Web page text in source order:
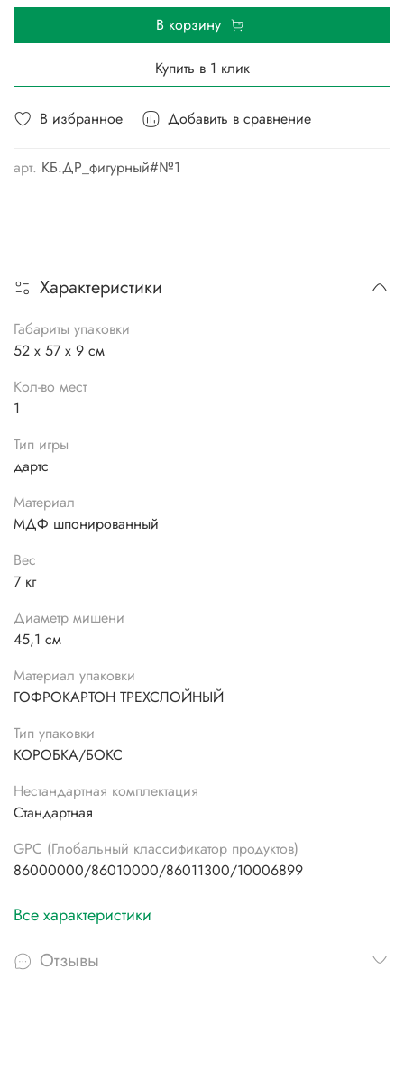
В избранное Добавить в сравнение
арт. КБ.ДР_фигурный#№1
В корзину
Купить в 1 клик
Характеристики
Габариты упаковки
52 x 57 x 9 см
Кол-во мест
1
Тип игры
дартс
Материал
МДФ шпонированный
Вес
7 кг
Диаметр мишени
45,1 см
Материал упаковки
ГОФРОКАРТОН ТРЕХСЛОЙНЫЙ
Тип упаковки
КОРОБКА/БОКС
Нестандартная комплектация
Стандартная
GPC (Глобальный классификатор продуктов)
86000000/86010000/86011300/10006899
Все характеристики
Отзывы